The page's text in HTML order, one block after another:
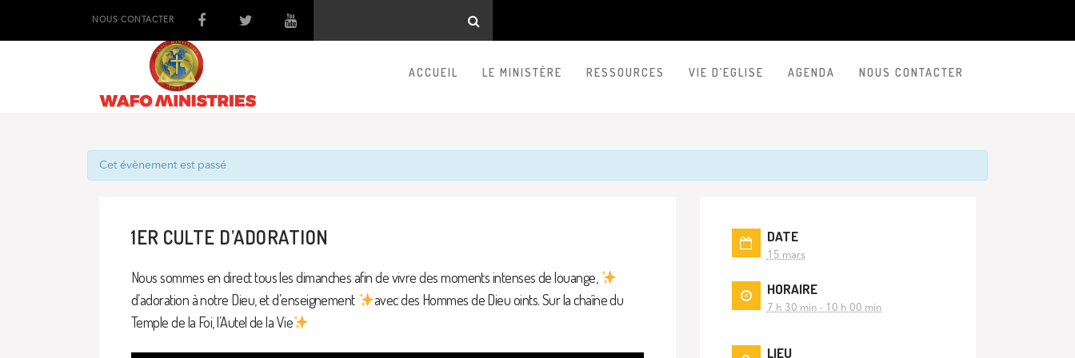
NOUS CONTACTER
ACCUEIL LE MINISTÈRE RESSOURCES VIE D’EGLISE AGENDA NOUS CONTACTER
Cet évènement est passé
1ER CULTE D’ADORATION
Nous sommes en direct tous les dimanches afin de vivre des moments intenses de louange,
d’adoration à notre Dieu, et d’enseignement
avec des Hommes de Dieu oints. Sur la chaîne du
Temple de la Foi, l’Autel de la Vie
DATE
15 mars
HORAIRE
7 h 30 min - 10 h 00 min
LIEU